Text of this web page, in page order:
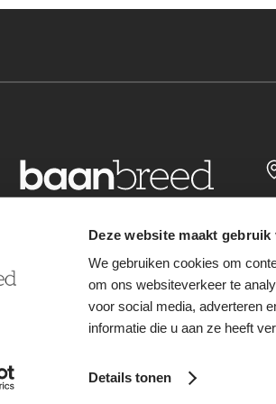
Deze website maakt gebruik
We gebruiken cookies om
om ons websiteverkeer te
voor social media, adverteren
informatie die u aan ze heeft
Details tonen
Terms and Conditions